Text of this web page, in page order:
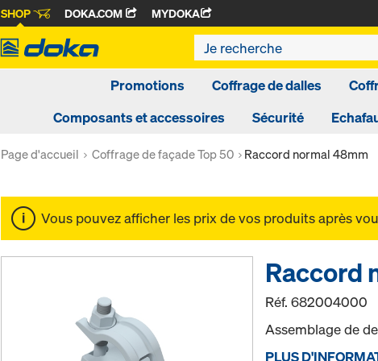
SHOP DOKA.COM MYDOKA
Promotions Coffrage de dalles
Composants et accessoires
Sécurité
Page d'accueil Coffrage de façade Top 50 Raccord normal 48mm
Vous pouvez afficher les prix de vos produits après
Raccord
Réf.682004000
Assemblage de
PLUS